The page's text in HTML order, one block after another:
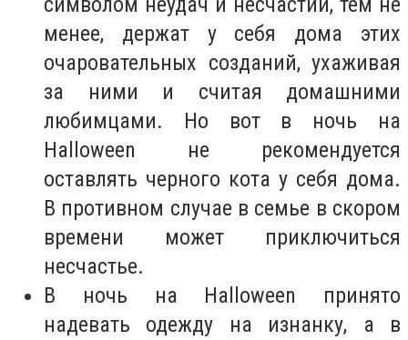
менее, держат у себя дома этих
очаровательных созданий, ухаживая
за ними и считая домашними
любимцами. Но вот в ночь на
Halloween не рекомендуется
оставлять черного кота у себя дома.
В противном случае в семье в скором
времени может приключиться
несчастье.
В ночь на Halloween принято
надевать одежду на изнанку, а в